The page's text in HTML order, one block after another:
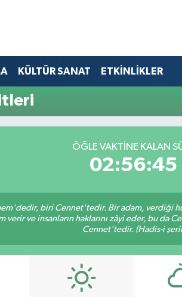
KÜLTÜR SANAT ETKİNLİKLER
ÖĞLE VAKTINE KALAN
02:56:44
biri Cennet'tedir. Bir adam, verdiği
ve insanların haklarını zâyi eder, bu da
Cennet'tedir. (Hadis-i